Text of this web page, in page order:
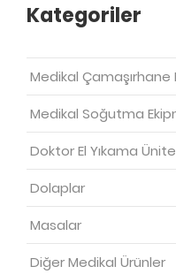
Kategoriler
Medikal Çamaşırhane
Medikal Soğutma
Doktor El Yıkama
Dolaplar
Masalar
Diğer Medikal Ürünler